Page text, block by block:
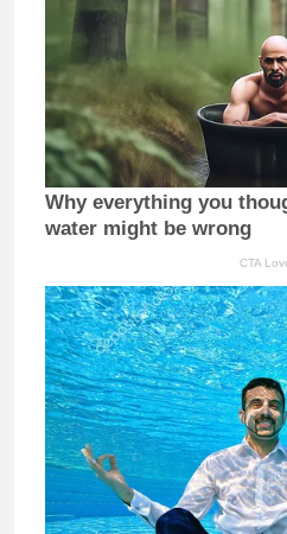
Why everything you
water might be wrong
CTA